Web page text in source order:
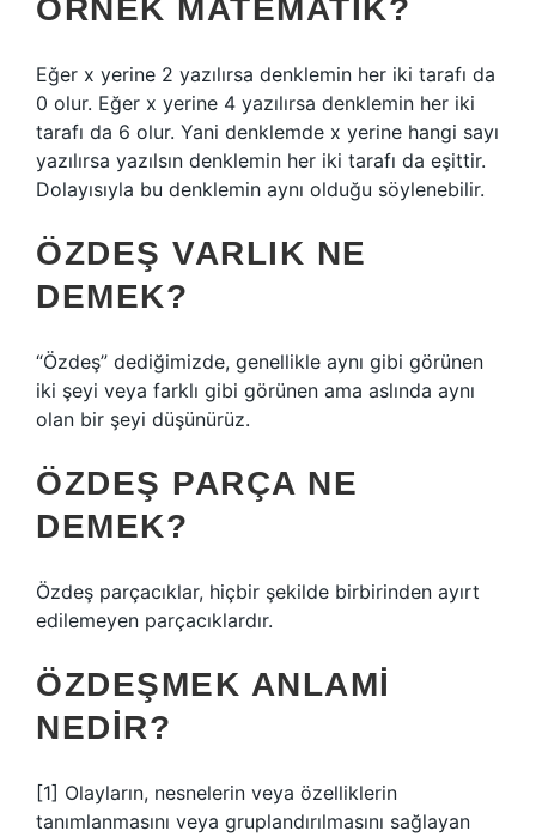
ÖRNEK MATEMATIK?
Eğer x yerine 2 yazılırsa denklemin her iki tarafı da
0 olur. Eğer x yerine 4 yazılırsa denklemin her iki
tarafı da 6 olur. Yani denklemde x yerine hangi sayı
yazılırsa yazılsın denklemin her iki tarafı da eşittir.
Dolayısıyla bu denklemin aynı olduğu söylenebilir.
ÖZDEŞ VARLIK NE
DEMEK?
“Özdeş” dediğimizde, genellikle aynı gibi görünen
iki şeyi veya farklı gibi görünen ama aslında aynı
olan bir şeyi düşünürüz.
ÖZDEŞ PARÇA NE
DEMEK?
Özdeş parçacıklar, hiçbir şekilde birbirinden ayırt
edilemeyen parçacıklardır.
ÖZDEŞMEK ANLAMI
NEDIR?
[1] Olayların, nesnelerin veya özelliklerin
tanımlanmasını veya gruplandırılmasını sağlayan